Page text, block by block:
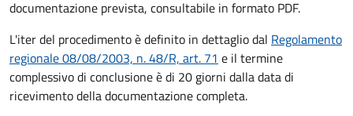
documentazione prevista, consultabile in formato PDF.
L'iter del procedimento è definito in dettaglio dal Regolamento
regionale 08/08/2003, n. 48/R, art. 71 e il termine
complessivo di conclusione è di 20 giorni dalla data di
ricevimento della documentazione completa.